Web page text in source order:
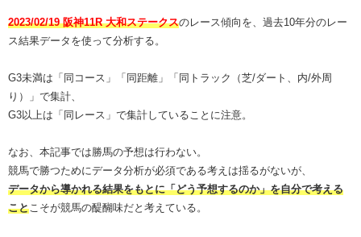
2023/02/19 阪神11R 大和ステークスのレース傾向を、過去10年分のレー
ス結果データを使って分析する。
G3未満は「同コース」「同距離」「同トラック（芝/ダート、内/外周
り）」で集計、
G3以上は「同レース」で集計していることに注意。
なお、本記事では勝馬の予想は行わない。
競馬で勝つためにデータ分析が必須である考えは揺るがないが、
データから導かれる結果をもとに「どう予想するのか」を自分で考える
こと こそが競馬の醍醐味だと考えている。